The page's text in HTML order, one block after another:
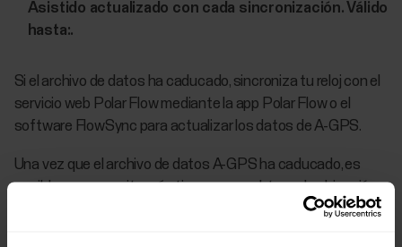
Asistido actualizado con cada sincronización. Válido
hasta:.
Si el archivo de datos ha caducado, sincroniza tu reloj con el
servicio web Polar Flow mediante la app Polar Flow o el
software FlowSync para actualizar los datos de A-GPS.
Una vez que el archivo de datos A-GPS ha caducado, es
posible que necesite más tiempo para obtener la ubicación